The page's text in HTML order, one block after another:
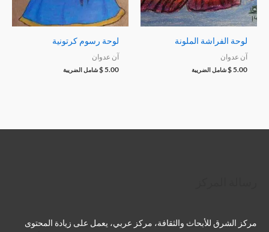
لوحة الفراشة الملونة
آن عدوان
$5.00 شامل الضريبة
لوحة رسوم كرتونية
آن عدوان
$5.00 شامل الضريبة
مركز الشرق للأبحاث والثقافة، مركز عربي، يعمل على زيادة المحتوى